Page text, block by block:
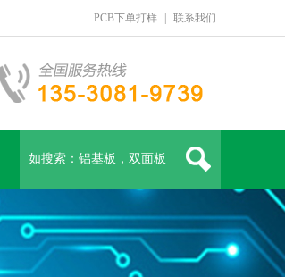
PCB下单打样 联系我们